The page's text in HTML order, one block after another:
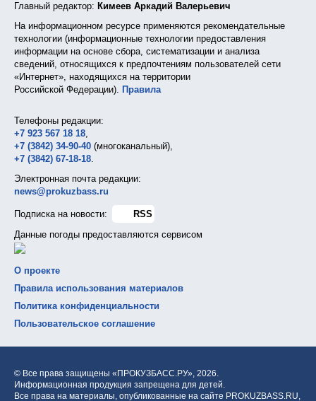
Главный редактор: Кимеев Аркадий Валерьевич
На информационном ресурсе применяются рекомендательные
технологии (информационные технологии предоставления
информации на основе сбора, систематизации и анализа
сведений, относящихся к предпочтениям пользователей сети
«Интернет», находящихся на территории
Российской Федерации). Правила
Телефоны редакции:
+7 923 567 18 18,
+7 (3842) 34-90-40 (многоканальный),
+7 (3842) 67-18-18.
Электронная почта редакции:
news@prokuzbass.ru
Подписка на новости:
RSS
Данные погоды предоставляются сервисом
О проекте
Правила использования материалов
Политика конфиденциальности
Пользовательское соглашение
© Все права защищены «ПРОКУЗБАСС.РУ», 2026.
Информационная продукция запрещена для детей.
Все права на материалы, опубликованные на сайте PROKUZBASS.RU,